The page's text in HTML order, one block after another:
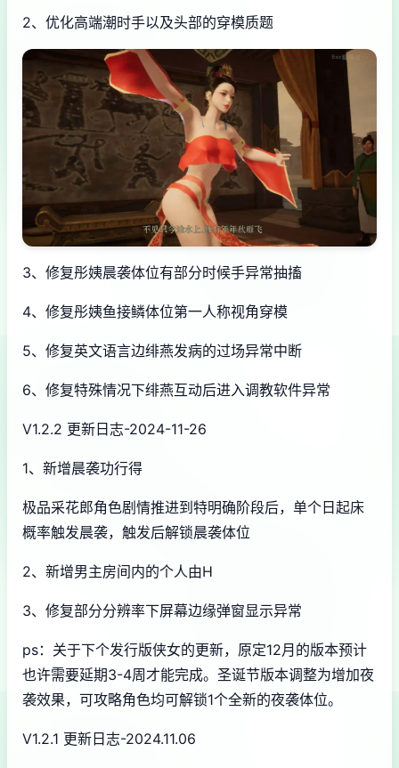
2、优化高端潮时手以及头部的穿模质题
3、修复彤姨晨袭体位有部分时候手异常抽搐
4、修复彤姨鱼接鳞体位第一人称视角穿模
5、修复英文语言边绯燕发病的过场异常中断
6、修复特殊情况下绯燕互动后进入调教软件异常
V1.2.2 更新日志-2024-11-26
1、新增晨袭功行得
极品采花郎角色剧情推进到特明确阶段后，单个日起床
概率触发晨袭，触发后解锁晨袭体位
2、新增男主房间内的个人由H
3、修复部分分辨率下屏幕边缘弹窗显示异常
ps：关于下个发行版侠女的更新，原定12月的版本预计
也许需要延期3-4周才能完成。圣诞节版本调整为增加夜
袭效果，可攻略角色均可解锁1个全新的夜袭体位。
V1.2.1 更新日志-2024.11.06